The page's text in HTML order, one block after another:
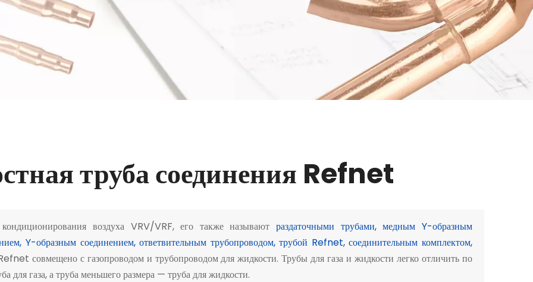
труба соединения Refnet
воздуха VRV/VRF, его также называютраздаточными трубами, медным Y-образным
Y-образным соединением, ответвительным трубопроводом, трубой Refnet, соединительным комплектом,
совмещено с газопроводом и трубопроводом для жидкости. Трубы для газа и жидкости легко отличить по
для газа, а труба меньшего размера — труба для жидкости.